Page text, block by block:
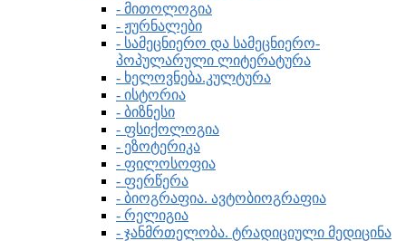
- მითოლოგია
- ჟურნალები
- სამეცნიერო და სამეცნიერო-
პოპულარული ლიტერატურა
- ხელოვნება.კულტურა
- ისტორია
- ბიზნესი
- ფსიქოლოგია
- ეზოტერიკა
- ფილოსოფია
- ფერწერა
- ბიოგრაფია. ავტობიოგრაფია
- რელიგია
- ჯანმრთელობა. ტრადიციული მედიცინა